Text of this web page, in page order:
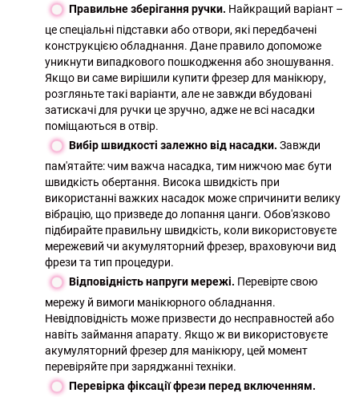
Правильне зберігання ручки. Найкращий варіант –
це спеціальні підставки або отвори, які передбачені
конструкцією обладнання. Дане правило допоможе
уникнути випадкового пошкодження або зношування.
Якщо ви саме вирішили купити фрезер для манікюру,
розгляньте такі варіанти, але не завжди вбудовані
затискачі для ручки це зручно, адже не всі насадки
поміщаються в отвір.
Вибір швидкості залежно від насадки. Завжди
пам'ятайте: чим важча насадка, тим нижчою має бути
швидкість обертання. Висока швидкість при
використанні важких насадок може спричинити велику
вібрацію, що призведе до лопання цанги. Обов'язково
підбирайте правильну швидкість, коли використовуєте
мережевий чи акумуляторний фрезер, враховуючи вид
фрези та тип процедури.
Відповідність напруги мережі. Перевірте свою
мережу й вимоги манікюрного обладнання.
Невідповідність може призвести до несправностей або
навіть займання апарату. Якщо ж ви використовуєте
акумуляторний фрезер для манікюру, цей момент
перевіряйте при заряджанні техніки.
Перевірка фіксації фрези перед включенням.